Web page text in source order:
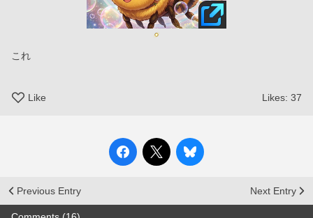
これ
Like Likes:37
Previous Entry Next Entry